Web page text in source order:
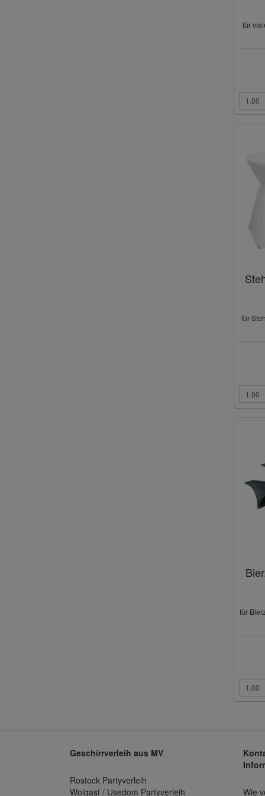
für
für
für
Geschirrverleih aus MV
Rostock Partyverleih
Wolgast / Usedom Partyverleih
Wie